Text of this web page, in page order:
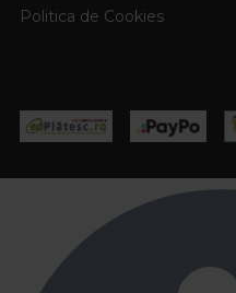
Politica de Cookies